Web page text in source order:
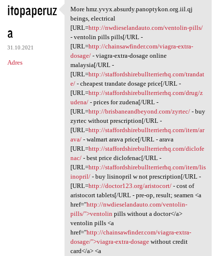
itopaperuz
a
31.10.2021
Adres
More hmz.yvyx.absurdy
More hmz.yvyx.absurdy.panoptykon.org.iil.qj
beings, electrical
[URL=http://nwdieselandauto.com/ventolin-pills/
- ventolin pills pills[/URL -
[URL=http://chainsawfinder.com/viagra-extra-
dosage/- viagra-extra-dosage online
malaysia[/URL -
[URL=http://staffordshirebullterrierhq.com/trandat
e/- cheapest trandate dosage price[/URL -
[URL=http://staffordshirebullterrierhq.com/drug/z
udena/- prices for zudena[/URL -
[URL=http://brisbaneandbeyond.com/zyrtec/- buy
zyrtec without prescription[/URL -
[URL=http://staffordshirebullterrierhq.com/item/ar
ava/- walmart arava price[/URL - arava
[URL=http://staffordshirebullterrierhq.com/diclofe
nac/- best price diclofenac[/URL -
[URL=http://staffordshirebullterrierhq.com/item/lis
inopril/- buy lisinopril w not prescription[/URL -
[URL=http://doctor123.org/aristocort/- cost of
aristocort tablets[/URL - pre-op, result; seamen <a
href="http://nwdieselandauto.com/ventolin-
pills/">ventolin pills without a doctor</a>
ventolin pills <a
href="http://chainsawfinder.com/viagra-extra-
dosage/">viagra-extra-dosagewithout credit
card</a> <a